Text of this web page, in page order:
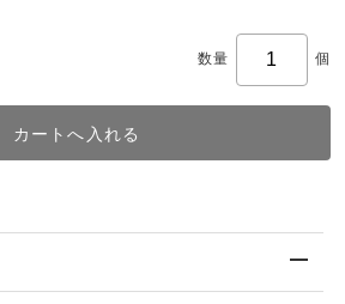
数量 個